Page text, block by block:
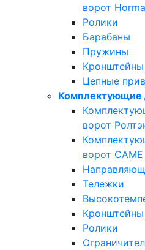
ворот
Ролики
Барабаны
Пружины
Кронштейны
Цепные
Комплектующие
ворот
ворот CAME
Тележки
Кронштейны
Ролики